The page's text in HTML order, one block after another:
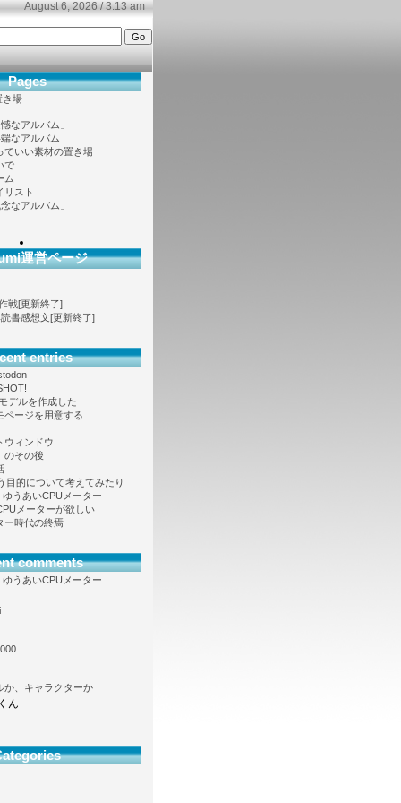
August 6, 2026 / 3:13 am
Pages
き場
なアルバム」
なアルバム」
ていい素材の置き場
で
ム
リスト
なアルバム」
運営ページ
戦[更新終了]
書感想文[更新終了]
entries
デルを作成した
ページを用意する
ウィンドウ
のその後
目的について考えてみたり
うあいCPUメーター
メーターが欲しい
ー時代の終焉
comments
うあいCPUメーター
か、キャラクターか
ん